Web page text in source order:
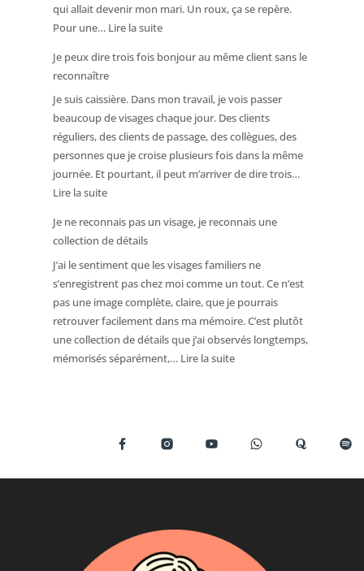
s’occupait
de
l’ai
pourtant
pas
reconnu.
qui allait devenir mon mari. Un roux, ça se repère.
Pour une… Lire la suite:
trouvé
inconnu
très
séduisant.
C’était
mon
Je peux dire trois fois bonjour au même client sans le
reconnaître
Je suis caissière. Dans mon travail, je vois passer
beaucoup de visages chaque jour. Des clients
réguliers, des clients de passage, des collègues, des
personnes que je croise plusieurs fois dans la même
journée. Et pourtant, il peut m’arriver de dire trois…
Lire la suite:
peux
dire
trois
fois
bonjour
au
même
client
Je ne reconnais pas un visage, je reconnais une
collection de détails
J’ai le sentiment que les visages familiers ne
s’enregistrent pas chez moi comme un tout. Ce n’est
pas une image complète, claire, que je pourrais
retrouver facilement dans ma mémoire. C’est plutôt
une collection de détails que j’ai observés longtemps,
mémorisés séparément,… Lire la suite:
collection